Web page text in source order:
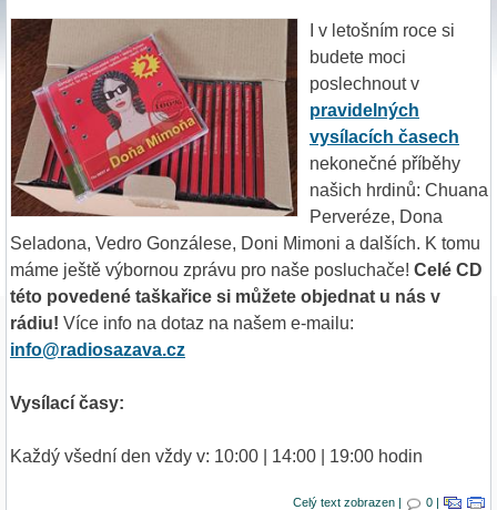
I v letošním roce si
budete moci
poslechnout v
pravidelných
vysílacích časech
nekonečné příběhy
našich hrdinů: Chuana
Perveréze, Dona
Seladona, Vedro Gonzálese, Doni Mimoni a dalších. K tomu
máme ještě výbornou zprávu pro naše posluchače! Celé CD
této povedené taškařice si můžete objednat u nás v
rádiu! Více info na dotaz na našem e-mailu:
info@radiosazava.cz
Vysílací časy:
Každý všední den vždy v: 10:00 | 14:00 | 19:00 hodin
Celý text zobrazen | 0 |